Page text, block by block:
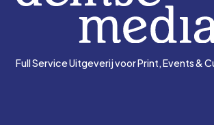
Full Service Uitgeverij voor Print, Events &